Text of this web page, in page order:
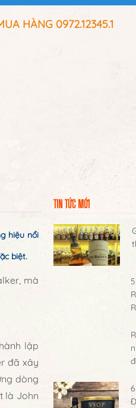
HÀNG 0972.12345.1
hiệu nổi
biệt.
mà
lập
đã xây
dòng
là John
TIN TỨC MỚI